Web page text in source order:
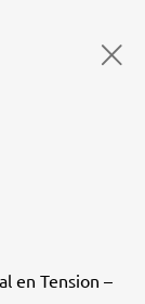
en Tension –